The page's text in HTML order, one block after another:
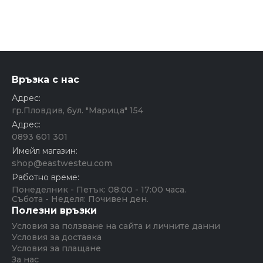
Връзка с нас
Адрес:
гр.Пловдив, бул. "Марица" 154
Адрес:
0893 601 301
Имейл магазин:
shop@eastwesteu.com
Работно време:
Понеделник - Петък: 08:00 - 17:00 часа.
Събота - Неделя: Почивен ден.
Полезни връзки
Условия за ползване на сайта и личните данни
Условия за доставка
Условия за плащане
За нас